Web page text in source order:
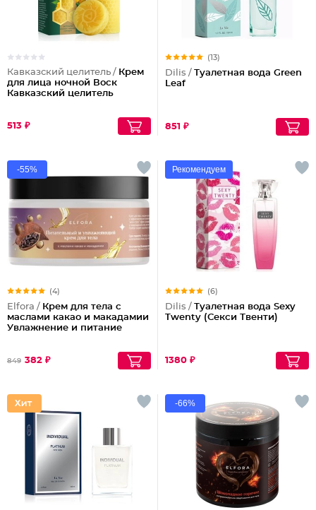
Кавказский целитель / Крем
для лица ночной Воск
Кавказский целитель
513 ₽
(13)
Dilis / Туалетная вода Green
Leaf
851 ₽
-55%
(4)
Elfora / Крем для тела с
маслами какао и макадамии
Увлажнение и питание
849 382 ₽
Рекомендуем
(6)
Dilis / Туалетная вода Sexy
Twenty (Секси Твенти)
1380 ₽
-66%